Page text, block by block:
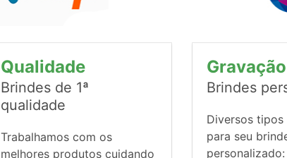
Qualidade
Brindes de 1ª
qualidade
Trabalhamos com os
melhores produtos cuidando
Gravação
Brindes
Diversos
para seu